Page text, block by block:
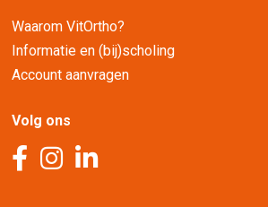
Waarom VitOrtho?
Informatie en (bij)scholing
Account aanvragen
Volg ons